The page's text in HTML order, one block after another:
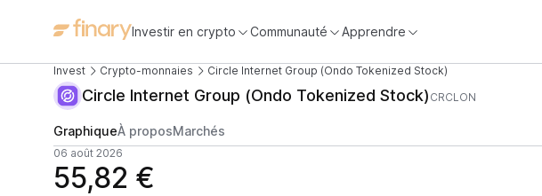
Investir en crypto Communauté Apprendre
Invest Crypto-monnaies Circle Internet Group (Ondo Tokenized Stock)
Circle Internet Group (Ondo Tokenized Stock) CRCLON
GraphiqueÀ proposMarchés
06 août 2026
55,82 €